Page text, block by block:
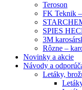
Teroson
FK Teknik
SPIES
3M
Rôzne –
Novinky a akcie
Návody a
Letáky,